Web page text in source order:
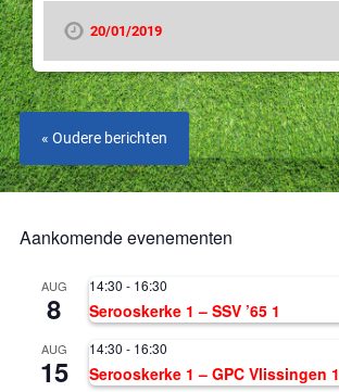
20/01/2019
« Oudere berichten
Aankomende evenementen
AUG
8
14:30 - 16:30
Serooskerke 1 – SSV ’65 1
AUG
15
14:30 - 16:30
Serooskerke 1 – GPC Vlissingen 1